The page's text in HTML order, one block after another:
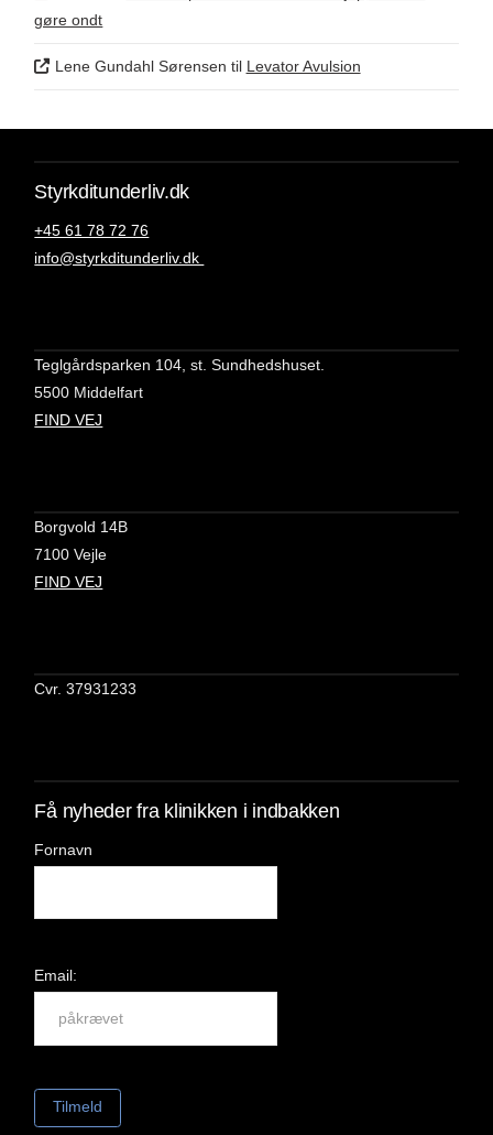
gøre ondt
Lene Gundahl Sørensen til Levator Avulsion
Styrkditunderliv.dk
+45 61 78 72 76
info@styrkditunderliv.dk
Teglgårdsparken 104, st. Sundhedshuset.
5500 Middelfart
FIND VEJ
Borgvold 14B
7100 Vejle
FIND VEJ
Cvr. 37931233
Få nyheder fra klinikken i indbakken
Fornavn
Email: